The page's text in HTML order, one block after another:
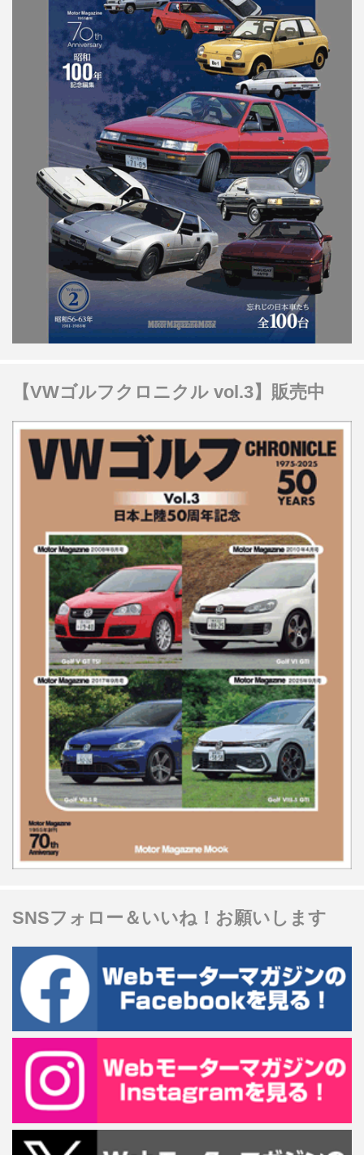
【VWゴルフクロニクル vol.3】販売中
SNSフォロー＆いいね！お願いします